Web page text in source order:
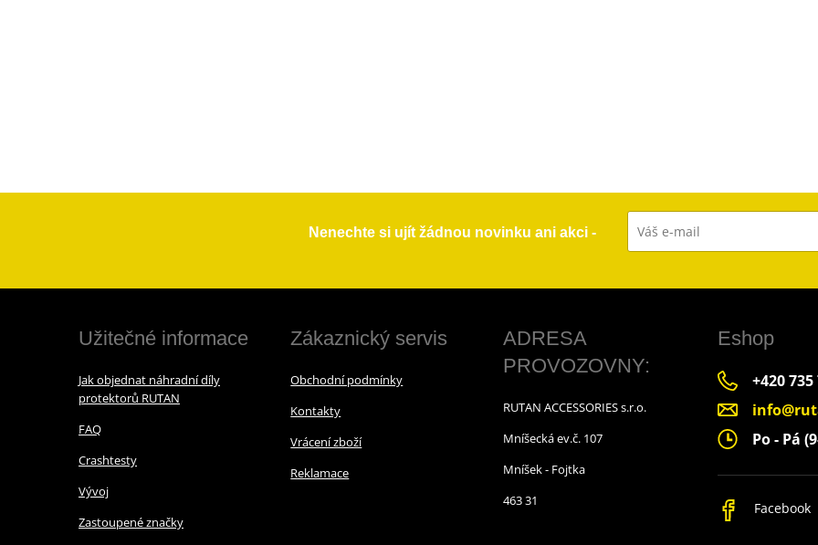
Nenechte si ujít žádnou novinku ani akci -
Užitečné informace
Jak objednat náhradní díly
protektorů RUTAN
FAQ
Crashtesty
Vývoj
Zastoupené značky
Zákaznický servis
Obchodní podmínky
Kontakty
Vrácení zboží
Reklamace
ADRESA
PROVOZOVNY:
RUTAN ACCESSORIES s.r.o.
Mníšecká ev.č. 107
Mníšek - Fojtka
463 31
Eshop
+420 735
Po - Pá
Facebook